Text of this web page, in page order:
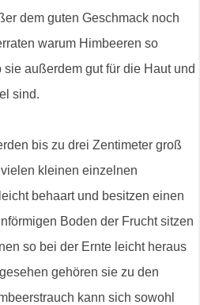
dem guten Geschmack noch
warum Himbeeren so
außerdem gut für die Haut und
sind.
bis zu drei Zentimeter groß
kleinen einzelnen
behaart und besitzen einen
Boden der Frucht sitzen
so bei der Ernte leicht heraus
gehören sie zu den
kann sich sowohl